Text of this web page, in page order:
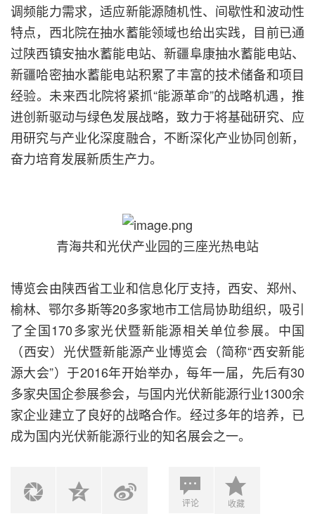
调频能力需求，适应新能源随机性、间歇性和波动性
特点，西北院在抽水蓄能领域也给出实践，目前已通
过陕西镇安抽水蓄能电站、新疆阜康抽水蓄能电站、
新疆哈密抽水蓄能电站积累了丰富的技术储备和项目
经验。未来西北院将紧抓“能源革命”的战略机遇，推
进创新驱动与绿色发展战略，致力于将基础研究、应
用研究与产业化深度融合，不断深化产业协同创新，
奋力培育发展新质生产力。
青海共和光伏产业园的三座光热电站
博览会由陕西省工业和信息化厅支持，西安、郑州、
榆林、鄂尔多斯等20多家地市工信局协助组织，吸引
了全国170多家光伏暨新能源相关单位参展。中国
（西安）光伏暨新能源产业博览会（简称“西安新能
源大会”）于2016年开始举办，每年一届，先后有30
多家央国企参展参会，与国内光伏新能源行业1300余
家企业建立了良好的战略合作。经过多年的培养，已
成为国内光伏新能源行业的知名展会之一。
评论 收藏